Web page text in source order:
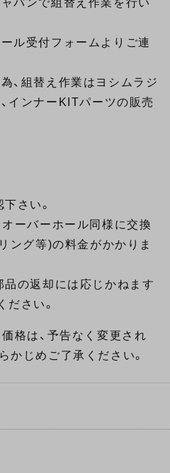
ル受付フォームよりご連
、組替え作業はヨシムラジ
インナーKITパーツの販売
さい。
ーバーホール同様に交換
ング等)の料金がかかりま
の返却には応じかねます
ださい。
格は、予告なく変更され
かじめご了承ください。